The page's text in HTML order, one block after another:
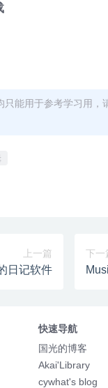
能用于参考学习用
上一篇
日记软件
下一
快速导航
国光的博客
Akai'Library
cywhat's blog